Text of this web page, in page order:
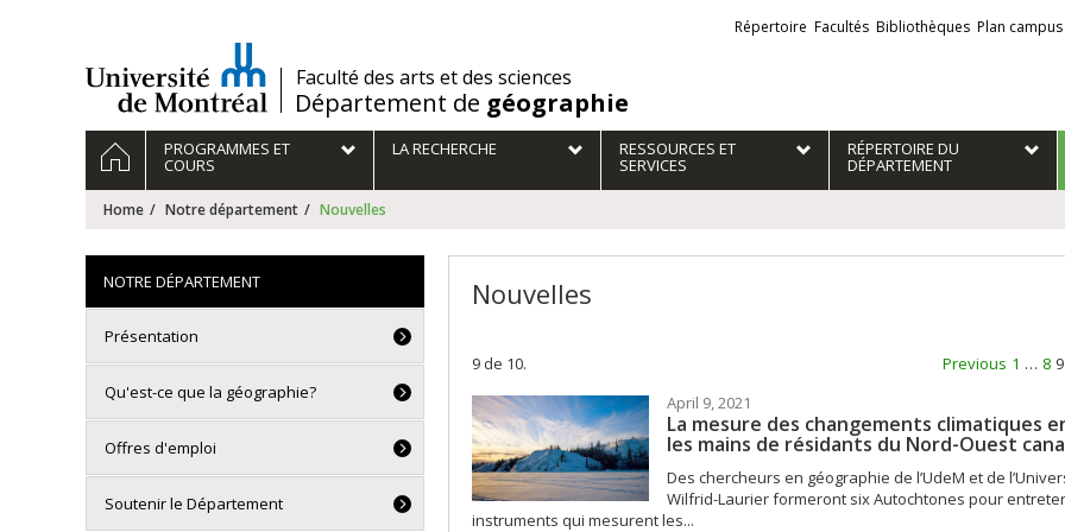
/Faculté des arts et des sciences
Département de géographie
Liens
externes
Répertoire Facultés Bibliothèques Plan campus
Navigation
principale
HOMEPROGRAMMES ET
COURS
LA RECHERCHE RESSOURCES ET
SERVICES
RÉPERTOIRE DU
DÉPARTEMENT
Home Notre département Nouvelles
Nouvelles
9 de 10. Previous 1 … 8 9
April 9, 2021
La mesure des changements climatiques
les mains de résidants du Nord-Ouest
Des chercheurs en géographie de l’UdeM et de
Wilfrid-Laurier formeront six Autochtones pour
instruments qui mesurent les...
NOTRE DÉPARTEMENT
Présentation
Qu'est-ce que la géographie?
Offres d'emploi
Soutenir le Département